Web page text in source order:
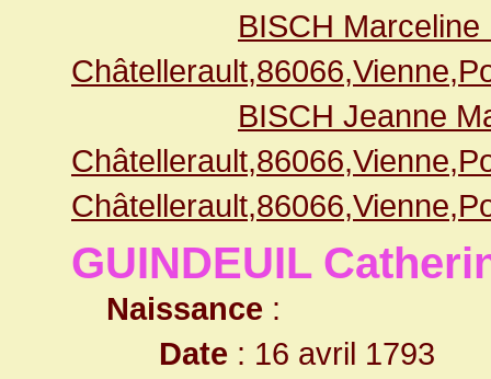
BISCH Marceline
BISCH Jeanne
GUINDEUIL
Naissance :
Date : 16 avril 1793